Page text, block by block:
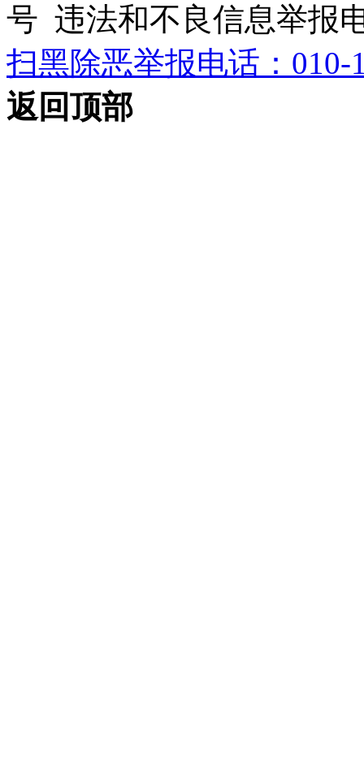
号 违法和不良信息举报
扫黑除恶举报电话：010-
返回顶部